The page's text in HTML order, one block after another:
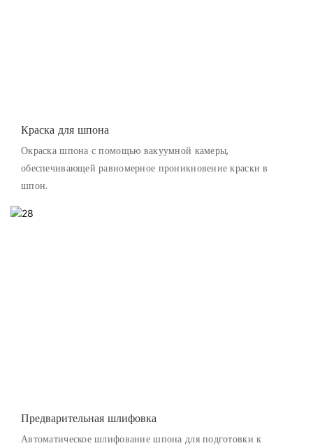
Краска для шпона
Окраска шпона с помощью вакуумной камеры,
обеспечивающей равномерное проникновение краски в
шпон.
Предварительная шлифовка
Автоматическое шлифование шпона для подготовки к